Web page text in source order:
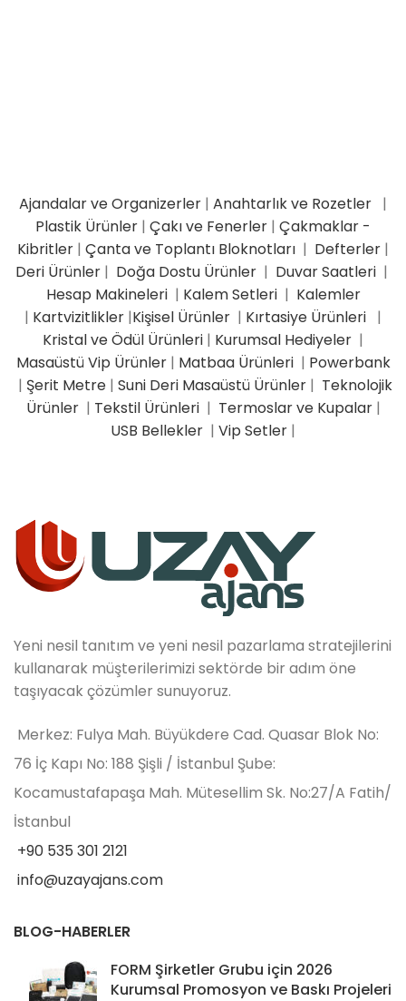
Ajandalar ve Organizerler | Anahtarlık ve Rozetler |
Plastik Ürünler | Çakı ve Fenerler | Çakmaklar -
Kibritler | Çanta ve Toplantı Bloknotları | Defterler |
Deri Ürünler| Doğa Dostu Ürünler | Duvar Saatleri |
Hesap Makineleri| Kalem Setleri| Kalemler
| Kartvizitlikler |Kişisel Ürünler | Kırtasiye Ürünleri |
Kristal ve Ödül Ürünleri | Kurumsal Hediyeler |
Masaüstü Vip Ürünler| Matbaa Ürünleri| Powerbank
| Şerit Metre| Suni Deri Masaüstü Ürünler| Teknolojik
Ürünler | Tekstil Ürünleri | Termoslar ve Kupalar|
USB Bellekler | Vip Setler |
Yeni nesil tanıtım ve yeni nesil pazarlama stratejilerini
kullanarak müşterilerimizi sektörde bir adım öne
taşıyacak çözümler sunuyoruz.
Merkez: Fulya Mah. Büyükdere Cad. Quasar Blok No:
76 İç Kapı No: 188 Şişli / İstanbul Şube:
Kocamustafapaşa Mah. Mütesellim Sk. No:27/A Fatih/
İstanbul
+90 535 301 2121
info@uzayajans.com
BLOG-HABERLER
FORM Şirketler Grubu için 2026
Kurumsal Promosyon ve Baskı Projeleri